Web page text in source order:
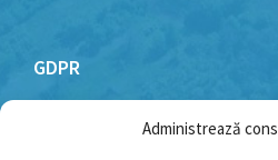
Administrează
GDPR
Politică cookie-uri